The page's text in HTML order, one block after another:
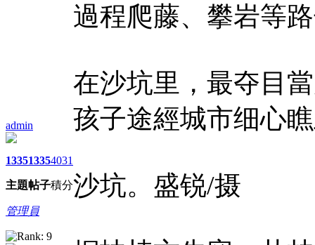
admin
1335
主題
1335
帖子
4031
積分
管理員
過程爬藤、攀岩等
在沙坑里，最夺目
孩子途經城市细心
沙坑。盛锐/摄